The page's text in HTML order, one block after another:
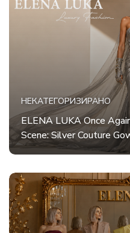
НЕКАТЕГОРИЗИРАНО
ELENA LUKA Once
Scene: Silver Couture